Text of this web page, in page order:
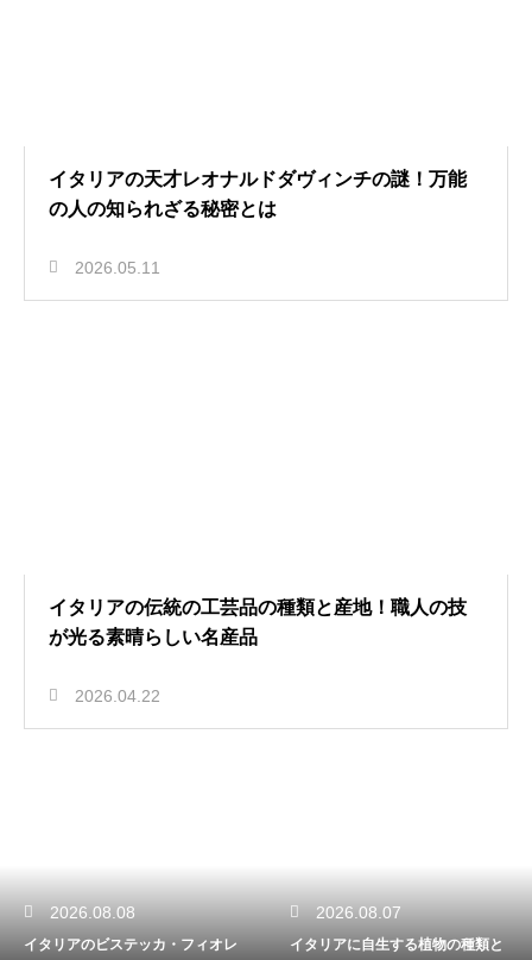
イタリアの天才レオナルドダヴィンチの謎！万能
の人の知られざる秘密とは
2026.05.11
イタリアの伝統の工芸品の種類と産地！職人の技
が光る素晴らしい名産品
2026.04.22
2026.08.08
イタリアのビステッカ・フィオレ
2026.08.07
イタリアに自生する植物の種類と